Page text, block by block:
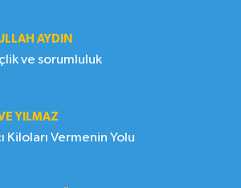
AYDIN
Gençlik ve sorumluluk
YILMAZ
Kiloları Vermenin Yolu